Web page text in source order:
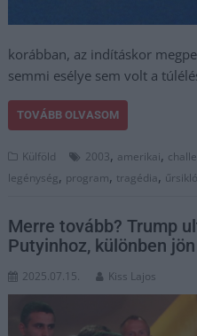
korábban, az indításkor
semmi esélye sem volt a
TOVÁBB OLVASOM
Külföld 2003, amerikai,
legénység, program, tragédia, űrsikló
Merre tovább? Trump
Putyinhoz, különben
2025.07.15. Kiss Lajos